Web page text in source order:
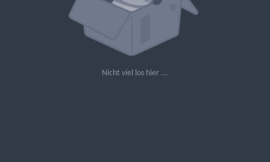
Nicht viel los hier ...